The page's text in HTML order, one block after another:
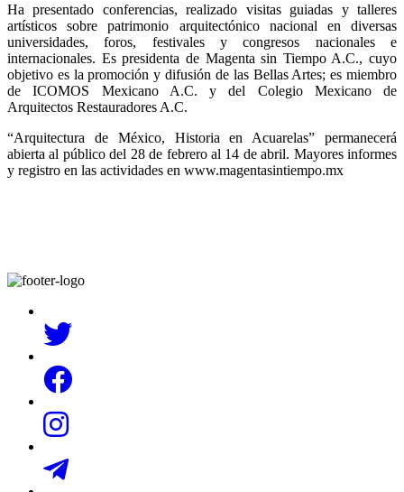
Ha presentado conferencias, realizado visitas guiadas y talleres
artísticos sobre patrimonio arquitectónico nacional en diversas
universidades, foros, festivales y congresos nacionales e
internacionales. Es presidenta de Magenta sin Tiempo A.C., cuyo
objetivo es la promoción y difusión de las Bellas Artes; es miembro
de ICOMOS Mexicano A.C. y del Colegio Mexicano de
Arquitectos Restauradores A.C.
“Arquitectura de México, Historia en Acuarelas” permanecerá
abierta al público del 28 de febrero al 14 de abril. Mayores informes
y registro en las actividades en www.magentasintiempo.mx